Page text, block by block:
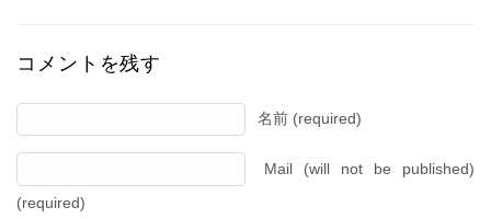
コメントを残す
名前 (required)
Mail (will not be published)
(required)